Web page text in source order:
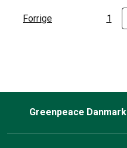
Forrige 1
Greenpeace Danmark